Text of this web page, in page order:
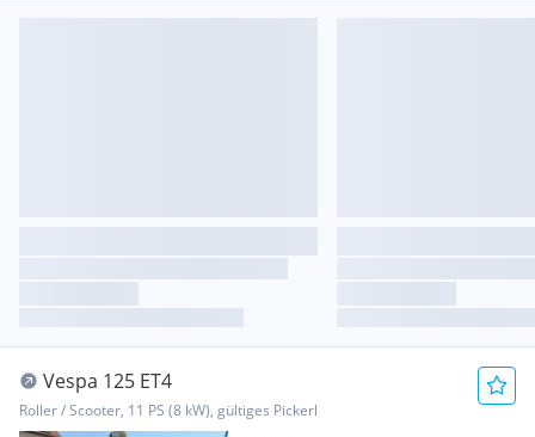
Vespa 125 ET4
Roller / Scooter, 11 PS (8 kW), gültiges Pickerl